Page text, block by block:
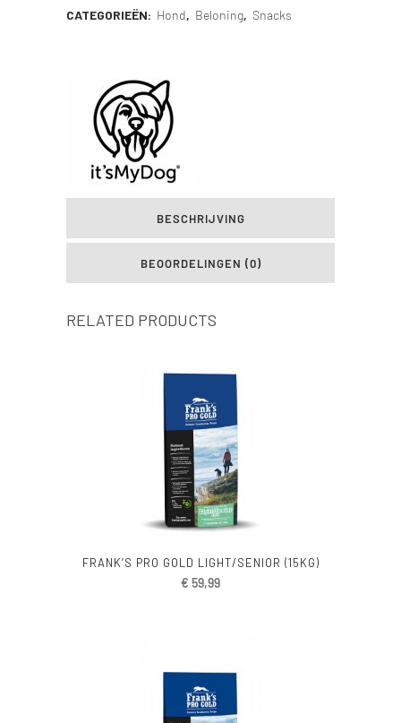
CATEGORIEËN: Hond, Beloning, Snacks
BESCHRIJVING
BEOORDELINGEN (0)
RELATED PRODUCTS
FRANK’S PRO GOLD LIGHT/SENIOR (15KG)
€ 59,99